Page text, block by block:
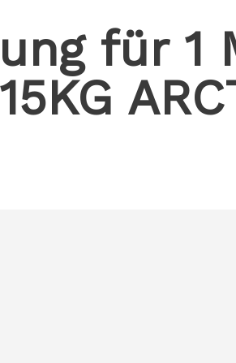
für 1